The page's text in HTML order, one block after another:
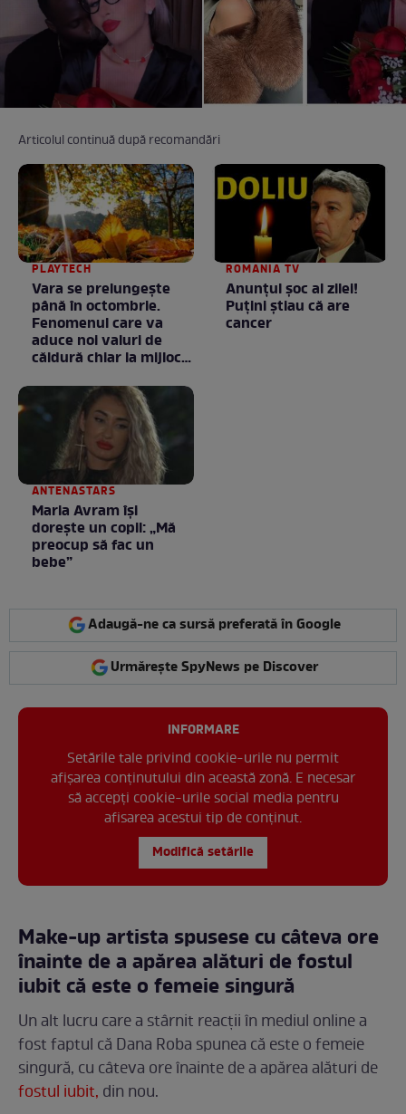
Articolul continuă după recomandări
PLAYTECH
Vara se prelungeşte
până în octombrie.
Fenomenul care va
aduce noi valuri de
căldură chiar la mijlocul
ROMANIA TV
Anunţul şoc al zilei!
Puţini ştiau că are
cancer
ANTENASTARS
Maria Avram își
dorește un copil: „Mă
preocup să fac un
bebe”
Adaugă-ne ca sursă preferată în Google
Urmărește SpyNews pe Discover
INFORMARE
Setările tale privind cookie-urile nu permit
afișarea conținutului din această zonă. E necesar
să accepți cookie-urile social media pentru
afisarea acestui tip de conținut.
Modifică setările
Make-up artista spusese cu câteva ore
înainte de a apărea alături de fostul
iubit că este o femeie singură
Un alt lucru care a stârnit reacții în mediul online a
fost faptul că Dana Roba spunea că este o femeie
singură, cu câteva ore înainte de a apărea alături de
fostul iubit, din nou.